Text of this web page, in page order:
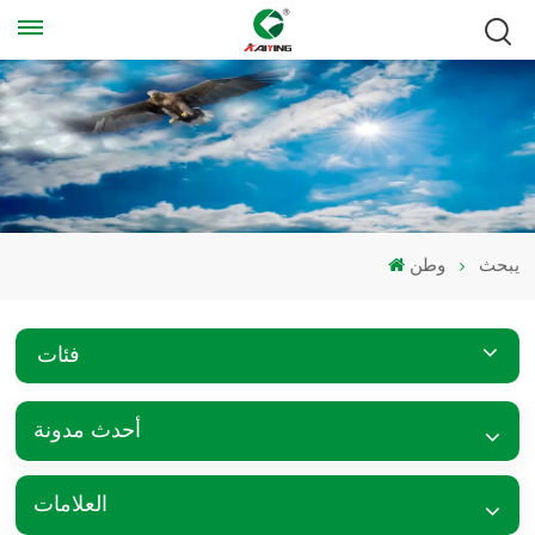
وطن يبحث
فئات
أحدث مدونة
العلامات